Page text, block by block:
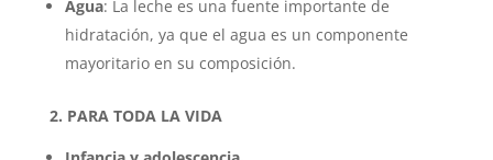
Agua: La leche es una fuente importante de
hidratación, ya que el agua es un componente
mayoritario en su composición.
2. PARA TODA LA VIDA